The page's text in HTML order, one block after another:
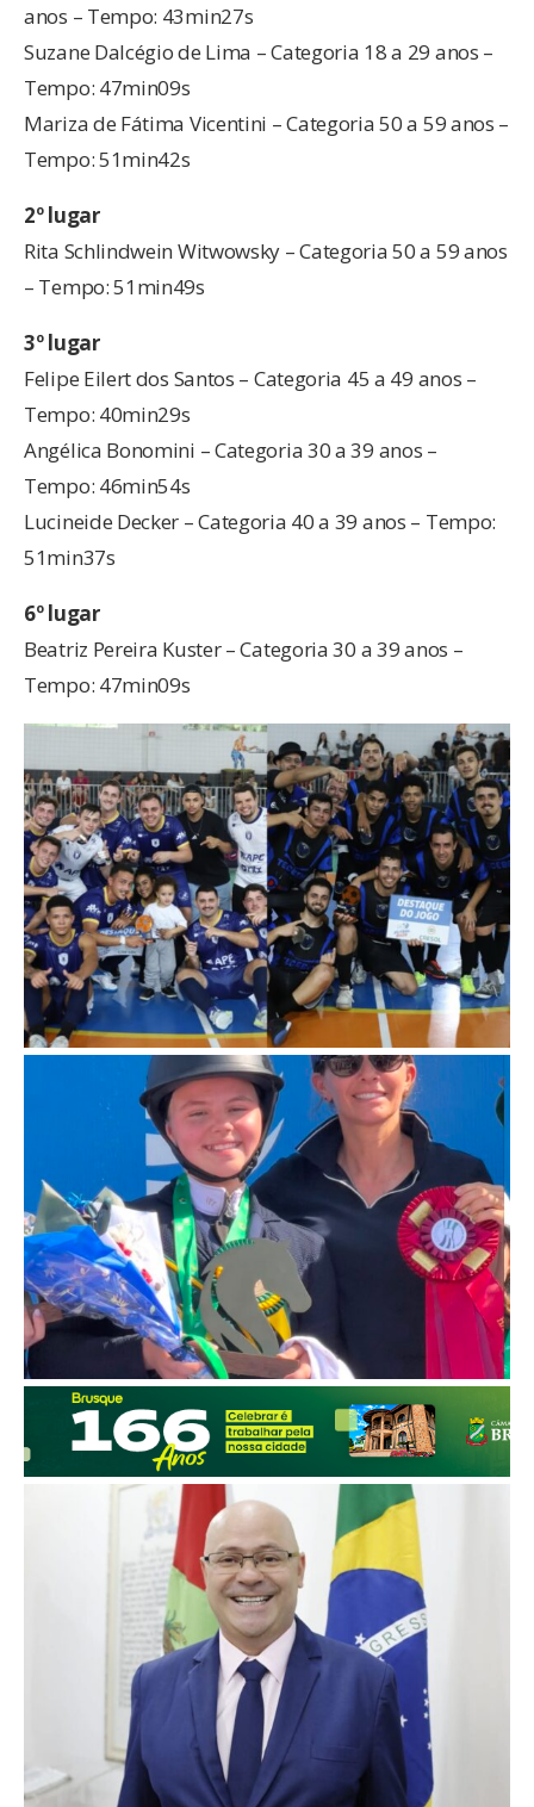
anos – Tempo: 43min27s
Suzane Dalcégio de Lima – Categoria 18 a 29 anos –
Tempo: 47min09s
Mariza de Fátima Vicentini – Categoria 50 a 59 anos –
Tempo: 51min42s
2º lugar
Rita Schlindwein Witwowsky – Categoria 50 a 59 anos
– Tempo: 51min49s
3º lugar
Felipe Eilert dos Santos – Categoria 45 a 49 anos –
Tempo: 40min29s
Angélica Bonomini – Categoria 30 a 39 anos –
Tempo: 46min54s
Lucineide Decker – Categoria 40 a 39 anos – Tempo:
51min37s
6º lugar
Beatriz Pereira Kuster – Categoria 30 a 39 anos –
Tempo: 47min09s